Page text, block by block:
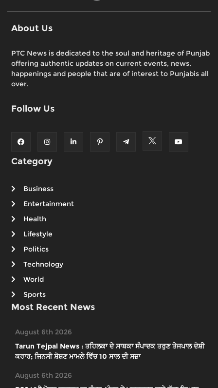
About Us
PTC News is dedicated to the soul and heritage of Punjab
offering authentic updates on current events, news,
happenings and people that are of interest to Punjabis all
over.
Follow Us
Category
Business
Entertainment
Health
Lifestyle
Politics
Technology
World
Sports
Most Recent News
August 6th 2026
Tarun Tejpal News : ਤਹਿਲਕਾ ਦੇ ਸਾਬਕਾ ਸੰਪਾਦਕ ਤਰੁਣ ਤੇਜਪਾਲ ਦੋਸ਼ੀ
ਕਰਾਰ; ਜਿਨਸੀ ਸ਼ੋਸ਼ਣ ਮਾਮਲੇ ਵਿੱਚ 10 ਸਾਲ ਦੀ ਸਜ਼ਾ
August 6th 2026